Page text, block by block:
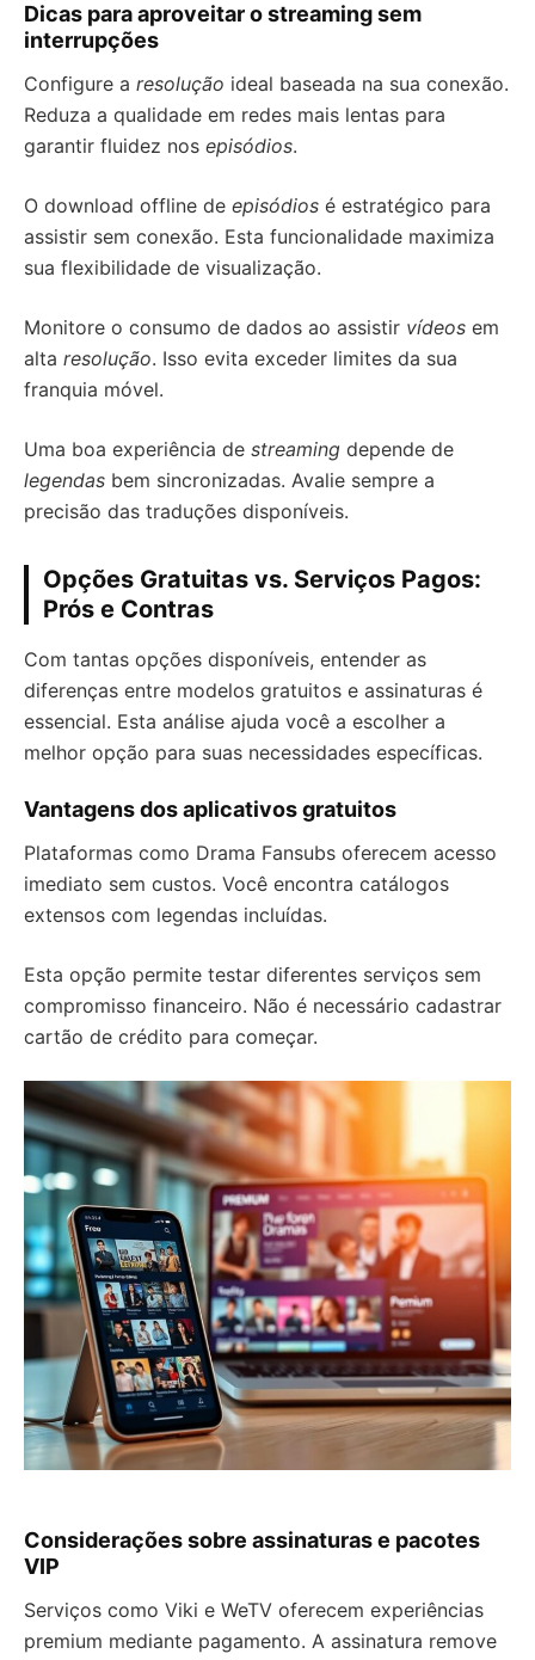
Dicas para aproveitar o streaming sem
interrupções
Configure a resolução ideal baseada na sua conexão.
Reduza a qualidade em redes mais lentas para
garantir fluidez nos episódios.
O download offline de episódios é estratégico para
assistir sem conexão. Esta funcionalidade maximiza
sua flexibilidade de visualização.
Monitore o consumo de dados ao assistir vídeos em
alta resolução. Isso evita exceder limites da sua
franquia móvel.
Uma boa experiência de streaming depende de
legendas bem sincronizadas. Avalie sempre a
precisão das traduções disponíveis.
Opções Gratuitas vs. Serviços Pagos:
Prós e Contras
Com tantas opções disponíveis, entender as
diferenças entre modelos gratuitos e assinaturas é
essencial. Esta análise ajuda você a escolher a
melhor opção para suas necessidades específicas.
Vantagens dos aplicativos gratuitos
Plataformas como Drama Fansubs oferecem acesso
imediato sem custos. Você encontra catálogos
extensos com legendas incluídas.
Esta opção permite testar diferentes serviços sem
compromisso financeiro. Não é necessário cadastrar
cartão de crédito para começar.
Considerações sobre assinaturas e pacotes
VIP
Serviços como Viki e WeTV oferecem experiências
premium mediante pagamento. A assinatura remove